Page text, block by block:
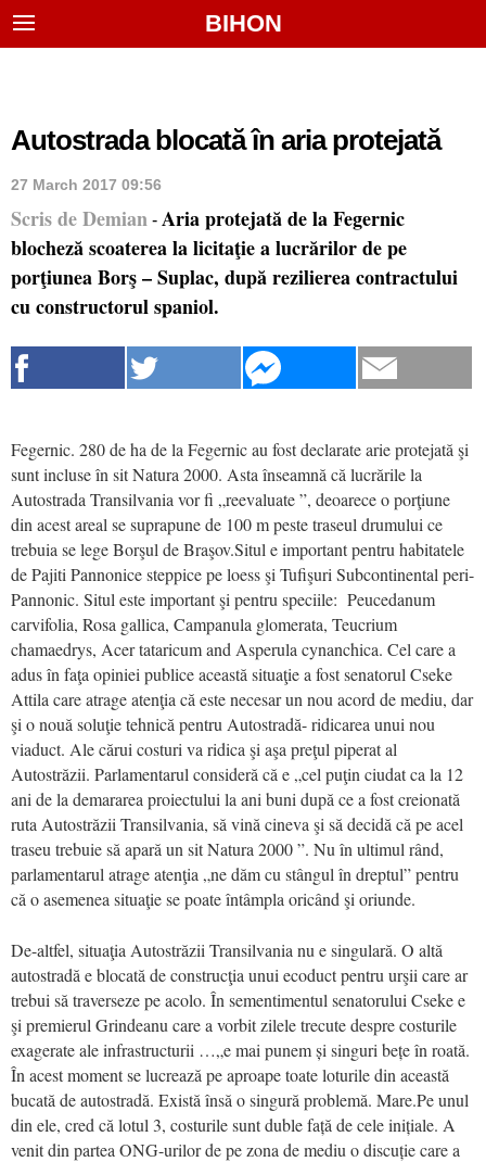
BIHON
Autostrada blocată în aria protejată
27 March 2017 09:56
Scris de Demian - Aria protejată de la Fegernic
blocheză scoaterea la licitaţie a lucrărilor de pe
porţiunea Borş – Suplac, după rezilierea contractului
cu constructorul spaniol.
Fegernic. 280 de ha de la Fegernic au fost declarate arie protejată şi
sunt incluse în sit Natura 2000. Asta înseamnă că lucrările la
Autostrada Transilvania vor fi „reevaluate ”, deoarece o porţiune
din acest areal se suprapune de 100 m peste traseul drumului ce
trebuia se lege Borşul de Braşov.Situl e important pentru habitatele
de Pajiti Pannonice steppice pe loess şi Tufişuri Subcontinental peri-
Pannonic. Situl este important şi pentru speciile: Peucedanum
carvifolia, Rosa gallica, Campanula glomerata, Teucrium
chamaedrys, Acer tataricum and Asperula cynanchica. Cel care a
adus în faţa opiniei publice această situaţie a fost senatorul Cseke
Attila care atrage atenţia că este necesar un nou acord de mediu, dar
şi o nouă soluţie tehnică pentru Autostradă- ridicarea unui nou
viaduct. Ale cărui costuri va ridica şi aşa preţul piperat al
Autostrăzii. Parlamentarul consideră că e „cel puţin ciudat ca la 12
ani de la demararea proiectului la ani buni după ce a fost creionată
ruta Autostrăzii Transilvania, să vină cineva şi să decidă că pe acel
traseu trebuie să apară un sit Natura 2000 ”. Nu în ultimul rând,
parlamentarul atrage atenţia „ne dăm cu stângul în dreptul” pentru
că o asemenea situaţie se poate întâmpla oricând şi oriunde.
De-altfel, situaţia Autostrăzii Transilvania nu e singulară. O altă
autostradă e blocată de construcţia unui ecoduct pentru urşii care ar
trebui să traverseze pe acolo. În sementimentul senatorului Cseke e
şi premierul Grindeanu care a vorbit zilele trecute despre costurile
exagerate ale infrastructurii …„e mai punem și singuri bețe în roată.
În acest moment se lucrează pe aproape toate loturile din această
bucată de autostradă. Există însă o singură problemă. Mare.Pe unul
din ele, cred că lotul 3, costurile sunt duble față de cele inițiale. A
venit din partea ONG-urilor de pe zona de mediu o discuție care a